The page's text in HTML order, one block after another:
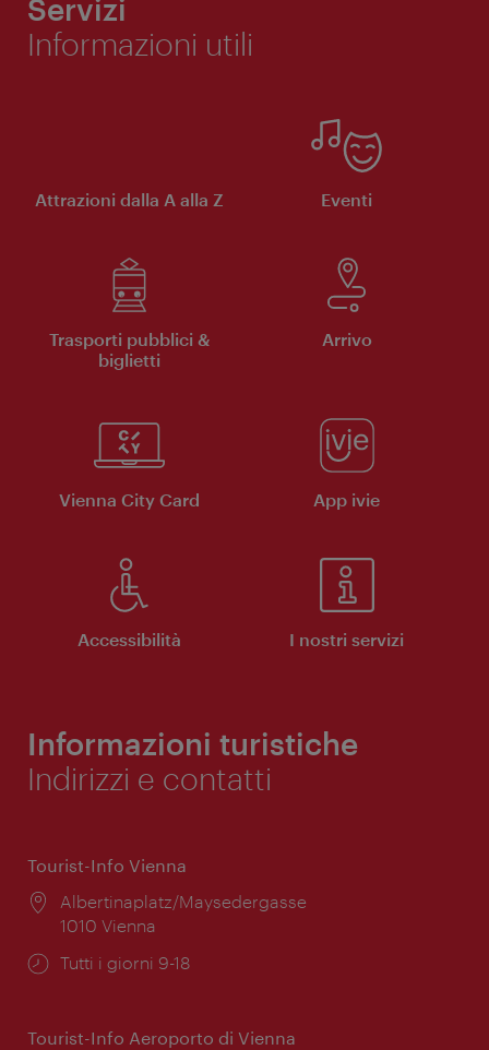
Servizi
Informazioni utili
Attrazioni dalla A alla Z Eventi
Trasporti pubblici &
biglietti
Arrivo
Vienna City Card App ivie
Accessibilità I nostri servizi
Informazioni turistiche
Indirizzi e contatti
Tourist-Info Vienna
Posizione:
Albertinaplatz/Maysedergasse
1010 Vienna
Orari
Tutti i giorni 9-18
Tourist-Info Aeroporto di Vienna